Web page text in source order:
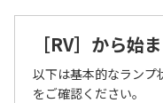
［RV］から始
以下は基本的なランプ
をご確認ください。